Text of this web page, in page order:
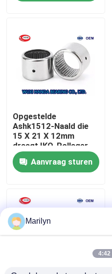
Ongeveer ons
Fabrieksreis
Kwaliteitscontrole
Contacteer ons
Gevallen
Spits Rollager
Opgestelde
Ashk1512-Naald die
15 X 21 X 12mm
draagt IKO-Rollager
Aanvraag sturen
Marilyn
4:42